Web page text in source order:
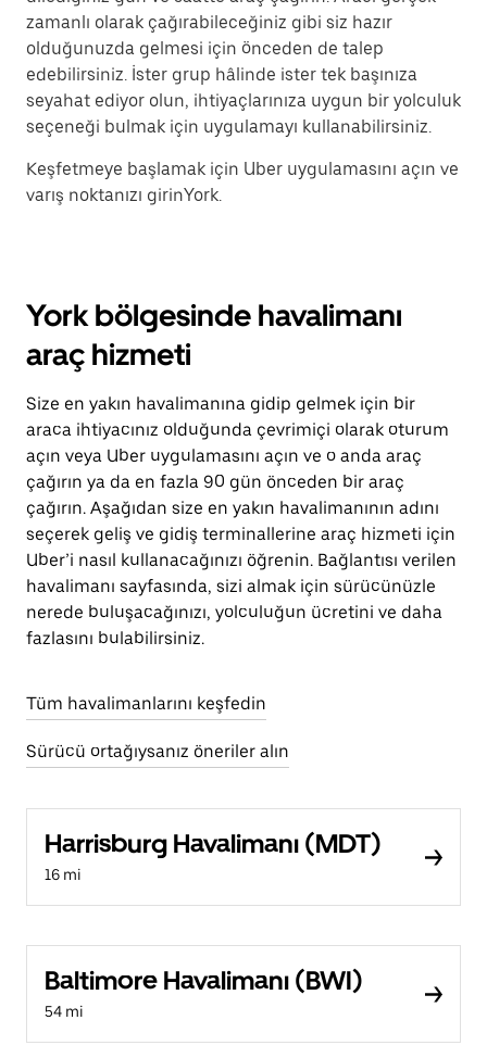
zamanlı olarak çağırabileceğiniz gibi siz hazır
olduğunuzda gelmesi için önceden de talep
edebilirsiniz. İster grup hâlinde ister tek başınıza
seyahat ediyor olun, ihtiyaçlarınıza uygun bir yolculuk
seçeneği bulmak için uygulamayı kullanabilirsiniz.
Keşfetmeye başlamak için Uber uygulamasını açın ve
varış noktanızı girinYork.
York bölgesinde havalimanı
araç hizmeti
Size en yakın havalimanına gidip gelmek için bir
araca ihtiyacınız olduğunda çevrimiçi olarak oturum
açın veya Uber uygulamasını açın ve o anda araç
çağırın ya da en fazla 90 gün önceden bir araç
çağırın. Aşağıdan size en yakın havalimanının adını
seçerek geliş ve gidiş terminallerine araç hizmeti için
Uber’i nasıl kullanacağınızı öğrenin. Bağlantısı verilen
havalimanı sayfasında, sizi almak için sürücünüzle
nerede buluşacağınızı, yolculuğun ücretini ve daha
fazlasını bulabilirsiniz.
Tüm havalimanlarını keşfedin
Sürücü ortağıysanız öneriler alın
Harrisburg Havalimanı (MDT)
16 mi
Baltimore Havalimanı (BWI)
54 mi